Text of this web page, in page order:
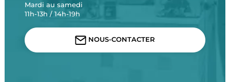
Mardi au samedi
11h-13h / 14h-19h
NOUS-CONTACTER